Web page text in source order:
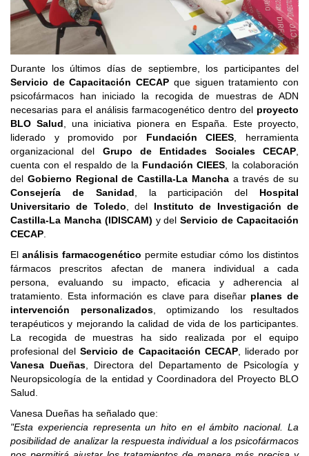
Durante los últimos días de septiembre, los participantes del
Servicio de Capacitación CECAP que siguen tratamiento con
psicofármacos han iniciado la recogida de muestras de ADN
necesarias para el análisis farmacogenético dentro del proyecto
BLO Salud , una iniciativa pionera en España. Este proyecto,
liderado y promovido por Fundación CIEES , herramienta
organizacional del Grupo de Entidades Sociales CECAP
cuenta con el respaldo de la Fundación CIEES , la colaboración
del Gobierno Regional de Castilla-La Manchaa través de su
Consejería de Sanidad , la participación del Hospital
Universitario de Toledo , del Instituto de Investigación de
Castilla-La Mancha (IDISCAM) y delServicio de Capacitación
CECAP
El análisis farmacogenético permite estudiar cómo los distintos
fármacos prescritos afectan de manera individual a cada
persona, evaluando su impacto, eficacia y adherencia al
tratamiento. Esta información es clave para diseñar planes de
intervención personalizados, optimizando los resultados
terapéuticos y mejorando la calidad de vida de los participantes.
La recogida de muestras ha sido realizada por el equipo
profesional delServicio de Capacitación CECAP, liderado por
Vanesa Dueñas , Directora del Departamento de Psicología y
Neuropsicología de la entidad y Coordinadora del Proyecto BLO
Salud.
Vanesa Dueñas ha señalado que:
"Esta experiencia representa un hito en el ámbito nacional. La
posibilidad de analizar la respuesta individual a los psicofármacos